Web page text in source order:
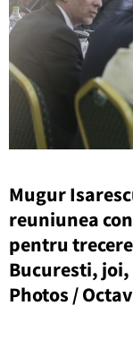
Mugur
reuniunea
pentru
Bucuresti,
Photos /